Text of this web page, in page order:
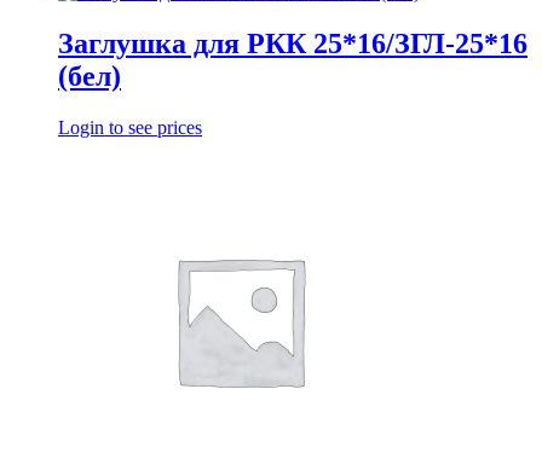
Заглушка для РКК 25*16/ЗГЛ-25*16
(бел)
Login to see prices